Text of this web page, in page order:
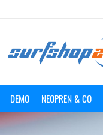
DEMO NEOPREN & CO